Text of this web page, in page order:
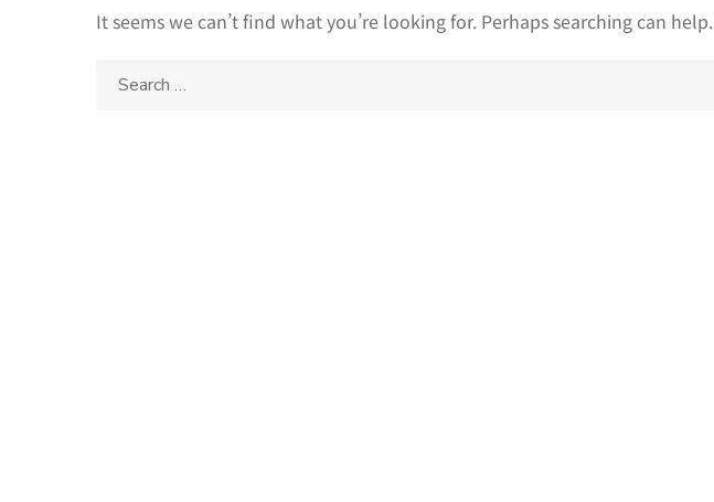
It seems we can’t find what you’re looking for. Perhaps searching can help.